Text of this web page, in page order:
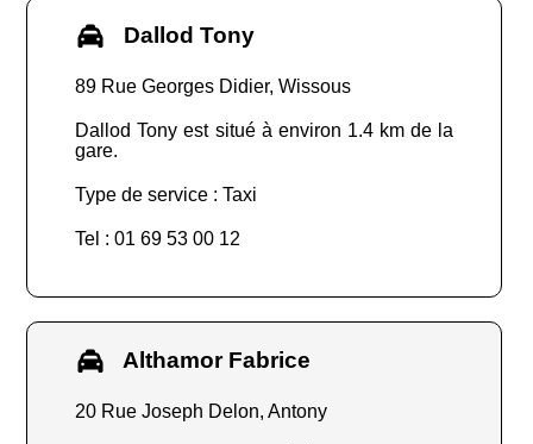
Dallod Tony
89 Rue Georges Didier, Wissous
Dallod Tony est situé à environ 1.4 km de la
gare.
Type de service : Taxi
Tel : 01 69 53 00 12
Althamor Fabrice
20 Rue Joseph Delon, Antony